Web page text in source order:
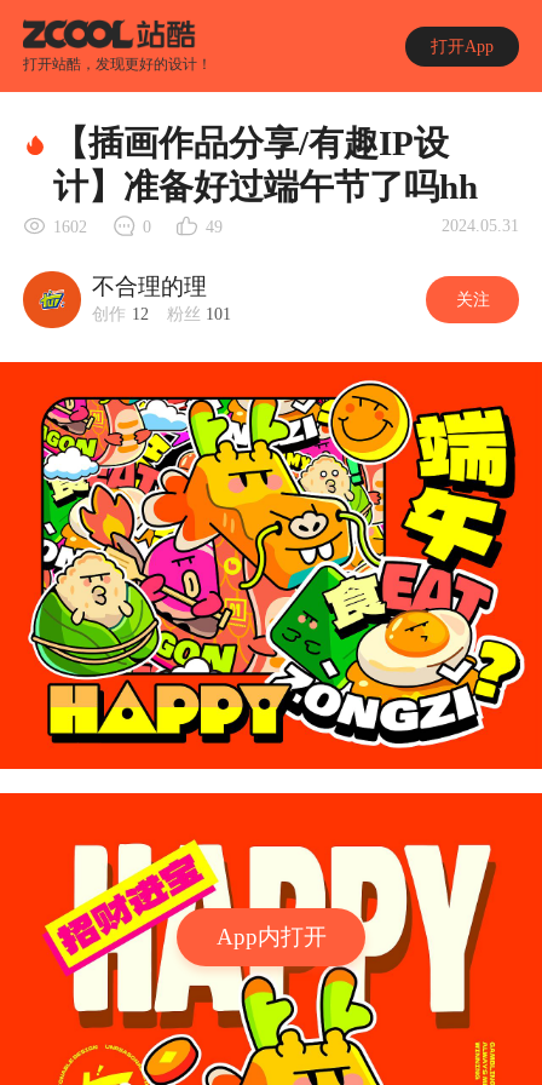
打开站酷，发现更好的设计！
打开App
App内打开
【插画作品分享/有趣IP设
计】准备好过端午节了吗hh
1602 0 49 2024.05.31
不合理的理
创作 12 粉丝 101
关注